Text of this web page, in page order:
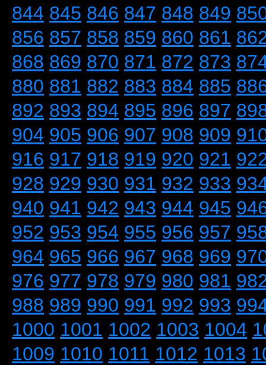
844 845 846 847 848 849
856 857 858 859 860 861
868 869 870 871 872 873
880 881 882 883 884 885
892 893 894 895 896 897
904 905 906 907 908 909
916 917 918 919 920 921
928 929 930 931 932 933
940 941 942 943 944 945
952 953 954 955 956 957
964 965 966 967 968 969
976 977 978 979 980 981
988 989 990 991 992 993
1000 1001 1002 1003 1004
1009 1010 1011 1012 1013